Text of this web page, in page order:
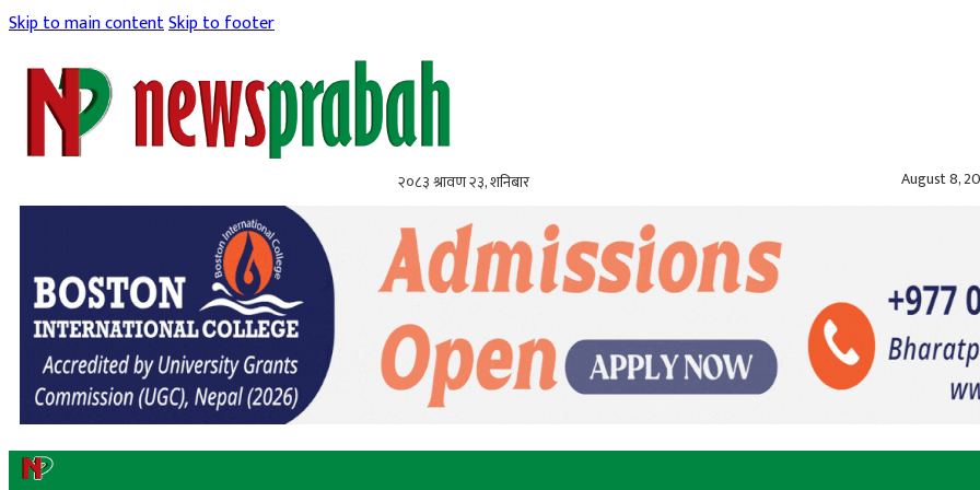
Skip to main contentSkip to footer
२०८३ श्रावण २३, शनिबार August 8,